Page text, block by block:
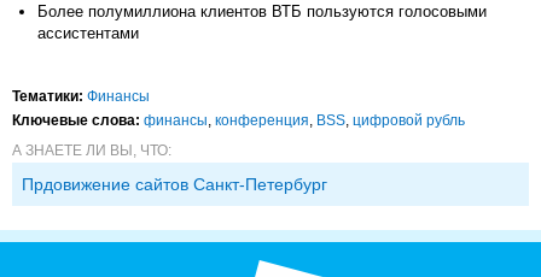
Более полумиллиона клиентов ВТБ пользуются голосовыми
ассистентами
Тематики: Финансы
Ключевые слова: финансы, конференция, BSS, цифровой рубль
А ЗНАЕТЕ ЛИ ВЫ, ЧТО:
Прдовижение сайтов Санкт-Петербург